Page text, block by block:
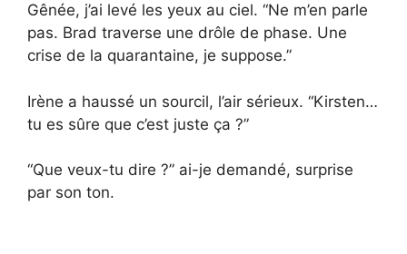
Gênée, j’ai levé les yeux au ciel. “Ne m’en parle
pas. Brad traverse une drôle de phase. Une
crise de la quarantaine, je suppose.”
Irène a haussé un sourcil, l’air sérieux. “Kirsten…
tu es sûre que c’est juste ça ?”
“Que veux-tu dire ?” ai-je demandé, surprise
par son ton.